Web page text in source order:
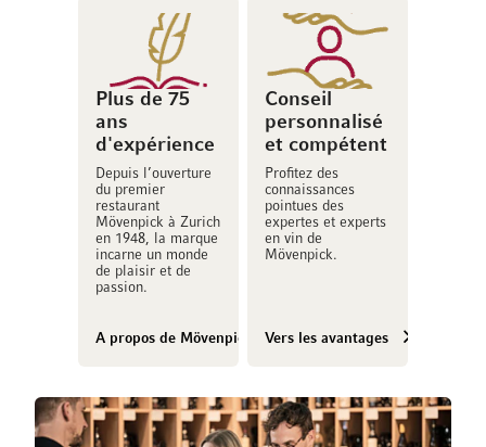
Plus de 75
ans
d'expérience
Depuis l’ouverture
du premier
restaurant
Mövenpick à Zurich
en 1948, la marque
incarne un monde
de plaisir et de
passion.
A propos de Mövenpick Vins
Conseil
personnalisé
et compétent
Profitez des
connaissances
pointues des
expertes et experts
en vin de
Mövenpick.
Vers les avantages